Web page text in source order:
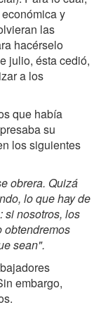
y
las
hacérselo
julio, ésta cedió,
a los
que había
su
los siguientes
obrera. Quizá
lo que hay de
si nosotros, los
obtendremos
sean".
embargo,